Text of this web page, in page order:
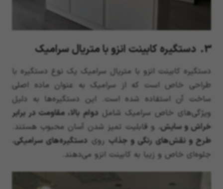
3. دستگیره کابینت انزو با متریال سرامیک
دستگیره کابینت انزو با متریال سرامیک یک نوع دستگیره با
طراحی خاص است که از سرامیک به عنوان ماده اصلی
ساخت آن استفاده شده است. این دستگیره‌ها به دلیل
ویژگی‌های خاص سرامیک شاملدوام بالا، مقاومت در برابر
خراش و سایش ، و قابلیت تمیز شدن آسان محبوب هستند.
طرح و نقش‌های رنگی و جذاب روی دستگیره‌های سرامیکی
جلوه‌ای خاص و زیبا به کابینت انزو می‌دهند.